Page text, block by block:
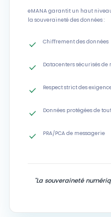
eMANA garantit un haut
la souveraineté des données :
Chiffrement des données
Datacenters sécurisés de
Respect strict des
Données protégées de
PRA/PCA de messagerie
"La souveraineté